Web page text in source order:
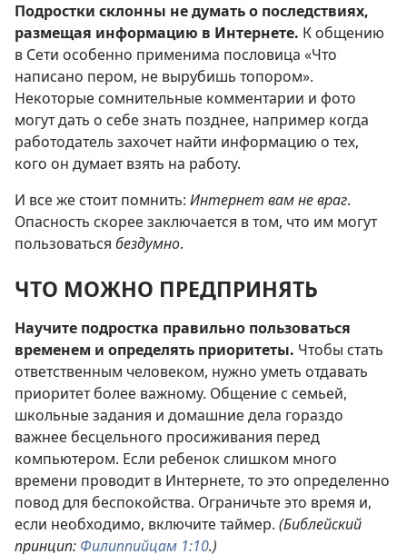
Подростки склонны не думать о последствиях,
размещая информацию в Интернете. К общению
в Сети особенно применима пословица «Что
написано пером, не вырубишь топором».
Некоторые сомнительные комментарии и фото
могут дать о себе знать позднее, например когда
работодатель захочет найти информацию о тех,
кого он думает взять на работу.
И все же стоит помнить: Интернет вам не враг.
Опасность скорее заключается в том, что им могут
пользоваться бездумно.
ЧТО МОЖНО ПРЕДПРИНЯТЬ
Научите подростка правильно пользоваться
временем и определять приоритеты. Чтобы стать
ответственным человеком, нужно уметь отдавать
приоритет более важному. Общение с семьей,
школьные задания и домашние дела гораздо
важнее бесцельного просиживания перед
компьютером. Если ребенок слишком много
времени проводит в Интернете, то это определенно
повод для беспокойства. Ограничьте это время и,
если необходимо, включите таймер. (Библейский
принцип: Филиппийцам 1:10.)